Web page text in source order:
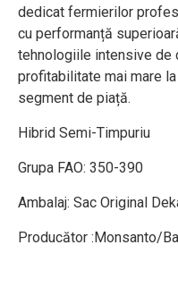
dedicat fermierilor
cu performanță
tehnologiile intensive de
profitabilitate mai mare
segment de piață.
Hibrid Semi-Timpuriu
Grupa FAO: 350-390
Ambalaj: Sac Original
Producător :Monsanto/